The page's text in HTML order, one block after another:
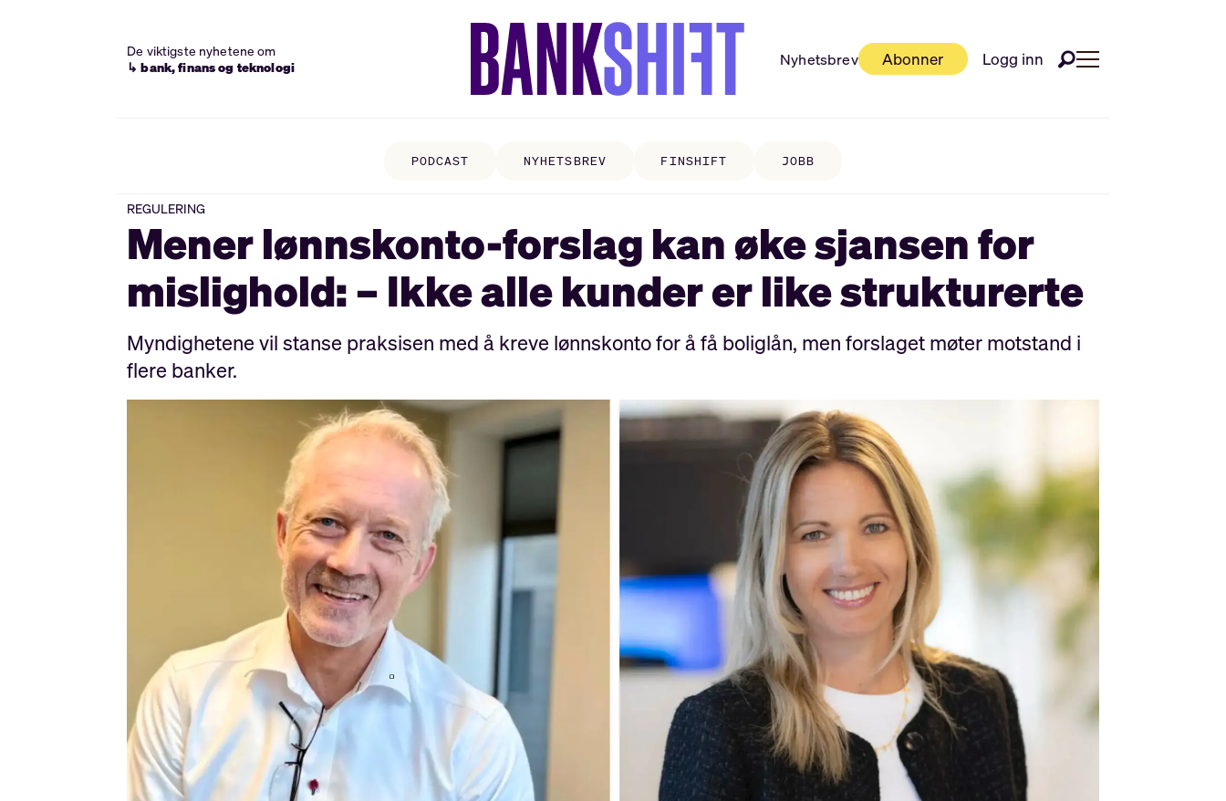
De viktigste nyhetene om
↳ bank, finans og teknologi
Nyhetsbrev Abonner Logg inn
PODCAST NYHETSBREV FINSHIFT JOBB
REGULERING
Mener lønnskonto-forslag kan øke sjansen for
mislighold: – Ikke alle kunder er like strukturerte
Myndighetene vil stanse praksisen med å kreve lønnskonto for å få boliglån, men forslaget møter motstand i
flere banker.